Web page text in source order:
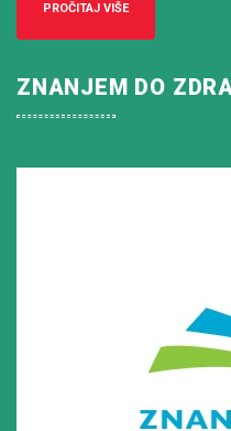
PROČITAJ VIŠE
ZNANJEM DO